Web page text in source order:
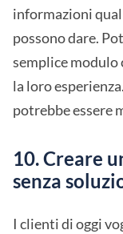
informazioni
possono dare.
semplice modulo
la loro
potrebbe essere
10. Creare
senza
I clienti di oggi